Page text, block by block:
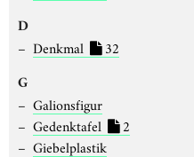
D
Denkmal 32
G
Galionsfigur
Gedenktafel
2
Giebelplastik